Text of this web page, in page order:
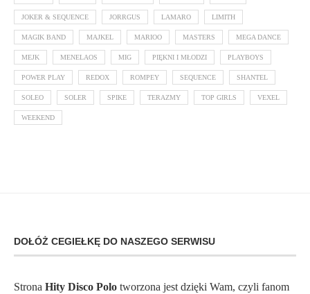
JOKER & SEQUENCE JORRGUS LAMARO LIMITH
MAGIK BAND MAJKEL MARIOO MASTERS MEGA DANCE
MEJK MENELAOS MIG PIĘKNI I MŁODZI PLAYBOYS
POWER PLAY REDOX ROMPEY SEQUENCE SHANTEL
SOLEO SOLER SPIKE TERAZMY TOP GIRLS VEXEL
WEEKEND
DOŁÓŻ CEGIEŁKĘ DO NASZEGO SERWISU
Strona Hity Disco Polo tworzona jest dzięki Wam, czyli fanom